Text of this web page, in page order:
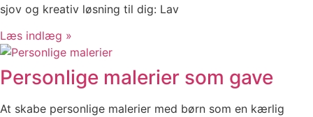
sjov og kreativ løsning til dig: Lav
Læs indlæg »
Personlige malerier som gave
At skabe personlige malerier med børn som en kærlig